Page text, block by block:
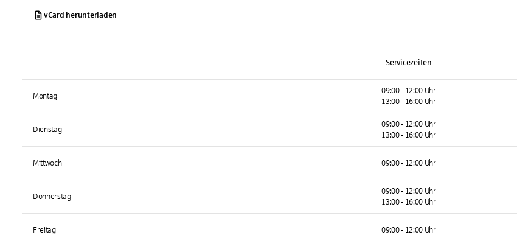
vCard herunterladen
Servicezeiten
Montag
09:00 - 12:00 Uhr
13:00 - 16:00 Uhr
Dienstag
09:00 - 12:00 Uhr
13:00 - 16:00 Uhr
Mittwoch 09:00 - 12:00 Uhr
Donnerstag
09:00 - 12:00 Uhr
13:00 - 16:00 Uhr
Freitag 09:00 - 12:00 Uhr